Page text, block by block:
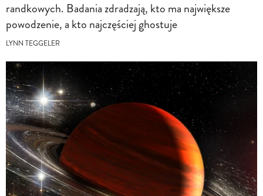
randkowych. Badania zdradzają, kto ma największe
powodzenie, a kto najczęściej ghostuje
LYNN TEGGELER